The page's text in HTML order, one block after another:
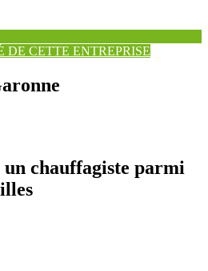
CETTE ENTREPRISE
chauffagiste parmi